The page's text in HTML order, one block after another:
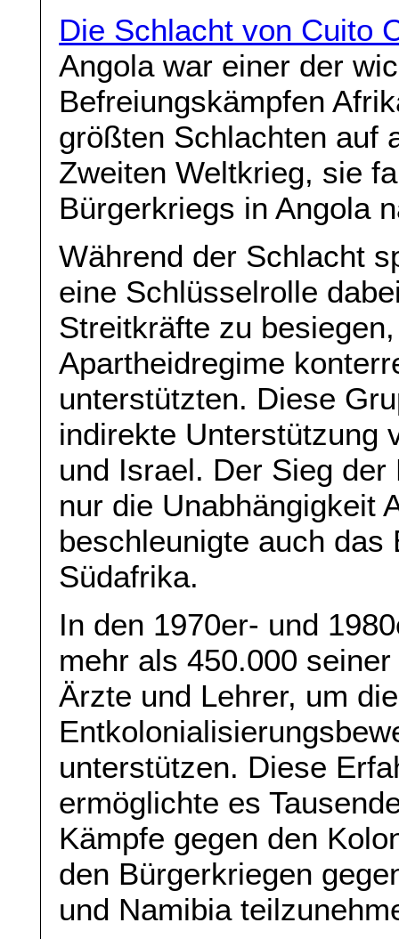
Die Schlacht von Cuito
Angola war einer der
Befreiungskämpfen
größten Schlachten auf
Zweiten Weltkrieg, sie
Bürgerkriegs in Angola
Während der Schlacht
eine Schlüsselrolle
Streitkräfte zu
Apartheidregime
unterstützten. Diese
indirekte Unterstützung
und Israel. Der Sieg
nur die Unabhängigkeit
beschleunigte auch das
Südafrika.
In den 1970er- und
mehr als 450.000
Ärzte und Lehrer, um
unterstützen. Diese
ermöglichte es
Kämpfe gegen den
den Bürgerkriegen
und Namibia